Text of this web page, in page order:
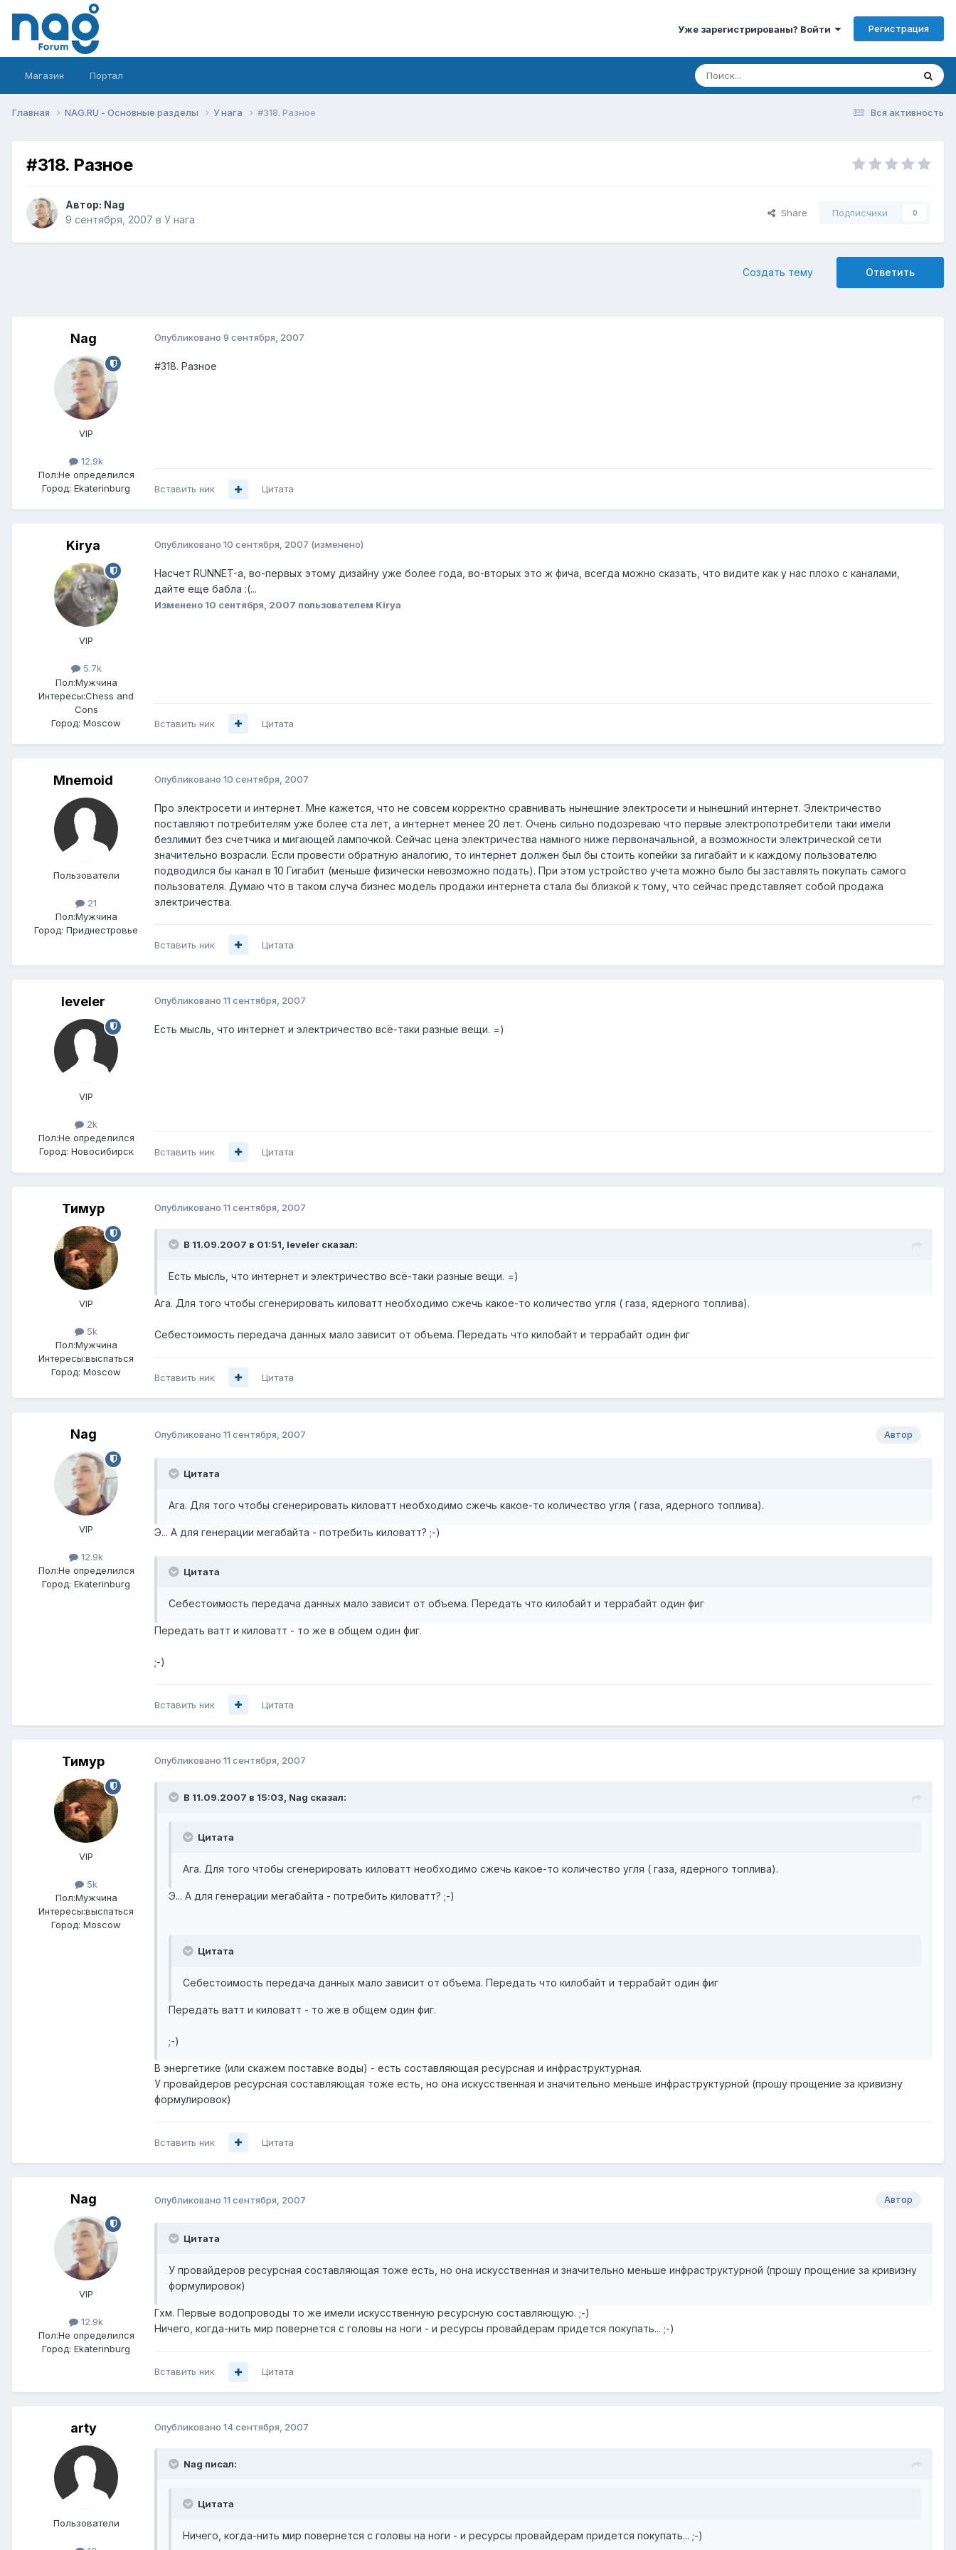
Уже зарегистрированы? Войти Регистрация
Магазин Портал
Вся активность
Главная NAG.RU - Основные разделы У нага #318. Разное
#318. Разное
Автор: Nag
9 сентября, 2007 в У нага
Share Подписчики 0
Ответить
Создать тему
Nag
VIP
12.9k
Пол:Не определился
Город: Ekaterinburg
Опубликовано 9 сентября, 2007
#318. Разное
Вставить ник Цитата
Kirya
VIP
5.7k
Пол:Мужчина
Интересы:Chess and
Cons
Город: Moscow
Опубликовано 10 сентября, 2007 (изменено)
Насчет RUNNET-а, во-первых этому дизайну уже более года, во-вторых это ж фича, всегда можно сказать, что видите как у нас плохо с каналами,
дайте еще бабла :(...
Изменено 10 сентября, 2007 пользователем Kirya
Вставить ник Цитата
Mnemoid
Пользователи
21
Пол:Мужчина
Город: Приднестровье
Опубликовано 10 сентября, 2007
Про электросети и интернет. Мне кажется, что не совсем корректно сравнивать нынешние электросети и нынешний интернет. Электричество
поставляют потребителям уже более ста лет, а интернет менее 20 лет. Очень сильно подозреваю что первые электропотребители таки имели
безлимит без счетчика и мигающей лампочкой. Сейчас цена электричества намного ниже первоначальной, а возможности электрической сети
значительно возрасли. Если провести обратную аналогию, то интернет должен был бы стоить копейки за гигабайт и к каждому пользователю
подводился бы канал в 10 Гигабит (меньше физически невозможно подать). При этом устройство учета можно было бы заставлять покупать самого
пользователя. Думаю что в таком случа бизнес модель продажи интернета стала бы близкой к тому, что сейчас представляет собой продажа
электричества.
Вставить ник Цитата
leveler
VIP
2k
Пол:Не определился
Город: Новосибирск
Опубликовано 11 сентября, 2007
Есть мысль, что интернет и электричество всё-таки разные вещи. =)
Вставить ник Цитата
Тимур
VIP
5k
Пол:Мужчина
Интересы:выспаться
Город: Moscow
Опубликовано 11 сентября, 2007
В 11.09.2007 в 01:51, leveler сказал:
Есть мысль, что интернет и электричество всё-таки разные вещи. =)
Ага. Для того чтобы сгенерировать киловатт необходимо сжечь какое-то количество угля ( газа, ядерного топлива).
Себестоимость передача данных мало зависит от объема. Передать что килобайт и террабайт один фиг
Вставить ник Цитата
Nag
VIP
12.9k
Пол:Не определился
Город: Ekaterinburg
Автор
Опубликовано 11 сентября, 2007
Цитата
Ага. Для того чтобы сгенерировать киловатт необходимо сжечь какое-то количество угля ( газа, ядерного топлива).
Э... А для генерации мегабайта - потребить киловатт? ;-)
Цитата
Себестоимость передача данных мало зависит от объема. Передать что килобайт и террабайт один фиг
Передать ватт и киловатт - то же в общем один фиг.
;-)
Вставить ник Цитата
Тимур
VIP
5k
Пол:Мужчина
Интересы:выспаться
Город: Moscow
Опубликовано 11 сентября, 2007
В 11.09.2007 в 15:03, Nag сказал:
Цитата
Ага. Для того чтобы сгенерировать киловатт необходимо сжечь какое-то количество угля ( газа, ядерного топлива).
Э... А для генерации мегабайта - потребить киловатт? ;-)
Цитата
Себестоимость передача данных мало зависит от объема. Передать что килобайт и террабайт один фиг
Передать ватт и киловатт - то же в общем один фиг.
;-)
В энергетике (или скажем поставке воды) - есть составляющая ресурсная и инфраструктурная.
У провайдеров ресурсная составляющая тоже есть, но она искусственная и значительно меньше инфраструктурной (прошу прощение за кривизну
формулировок)
Вставить ник Цитата
Nag
VIP
12.9k
Пол:Не определился
Город: Ekaterinburg
Автор
Опубликовано 11 сентября, 2007
Цитата
У провайдеров ресурсная составляющая тоже есть, но она искусственная и значительно меньше инфраструктурной (прошу прощение за кривизну
формулировок)
Гхм. Первые водопроводы то же имели искусственную ресурсную составляющую. ;-)
Ничего, когда-нить мир повернется с головы на ноги - и ресурсы провайдерам придется покупать... ;-)
Вставить ник Цитата
arty
Пользователи
Опубликовано 14 сентября, 2007
Nag писал:
Цитата
Ничего, когда-нить мир повернется с головы на ноги - и ресурсы провайдерам придется покупать... ;-)